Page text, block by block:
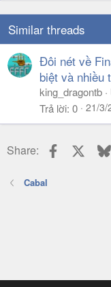
Similar threads
Đôi nét về
biệt và nhiều
king_dragontb
Trả lời 0 21/3/
Share: Facebook
Cabal